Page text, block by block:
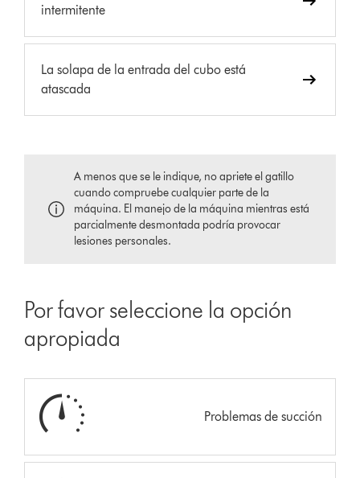
intermitente
La solapa de la entrada del cubo está
atascada
A menos que se le indique, no apriete el gatillo
cuando compruebe cualquier parte de la
máquina. El manejo de la máquina mientras está
parcialmente desmontada podría provocar
lesiones personales.
Por favor seleccione la opción
apropiada
Problemas de succión